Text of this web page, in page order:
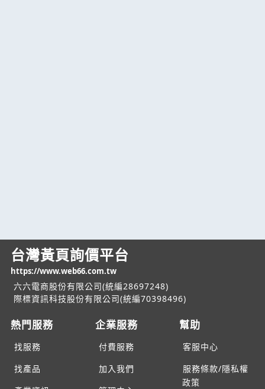
台灣黃頁詢價平台
https://www.web66.com.tw
六六電商股份有限公司(統編28697248)
際標資訊科技股份有限公司(統編70398496)
熱門服務
找服務
找產品
企業服務
付費服務
加入我們
幫助
客服中心
服務條款/隱私權
政策